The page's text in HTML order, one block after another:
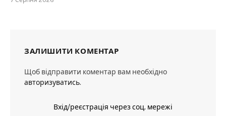
ЗАЛИШИТИ КОМЕНТАР
Щоб відправити коментар вам необхідно
авторизуватись.
Вхід/реєстрація через соц. мережі